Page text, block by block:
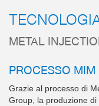
METAL
PROCESSO MIM
Grazie al processo di
Group, la produzione di